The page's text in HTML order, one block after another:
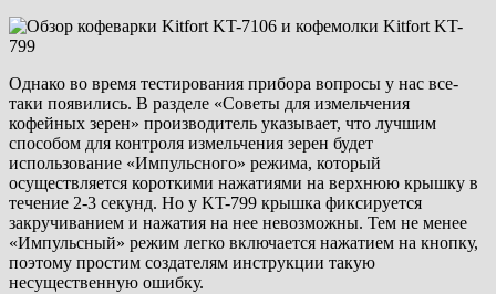
Однако во время тестирования прибора вопросы у нас все-
таки появились. В разделе «Советы для измельчения
кофейных зерен» производитель указывает, что лучшим
способом для контроля измельчения зерен будет
использование «Импульсного» режима, который
осуществляется короткими нажатиями на верхнюю крышку в
течение 2-3 секунд. Но у KT-799 крышка фиксируется
закручиванием и нажатия на нее невозможны. Тем не менее
«Импульсный» режим легко включается нажатием на кнопку,
поэтому простим создателям инструкции такую
несущественную ошибку.